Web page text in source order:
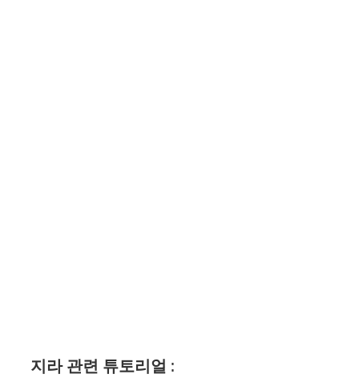
지라 관련 튜토리얼 :